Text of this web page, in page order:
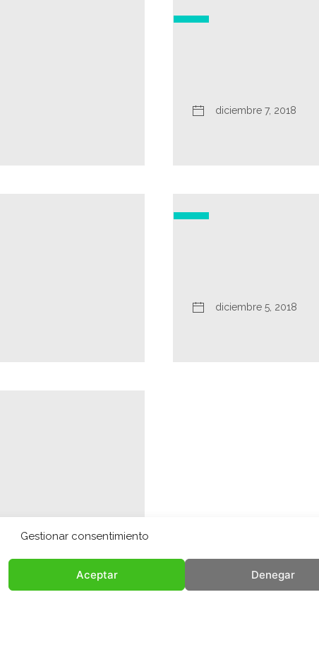
Gestionar consentimiento
Aceptar Denegar
diciembre 7, 2018
diciembre 5, 2018
... 10 20 ... 24 25 26